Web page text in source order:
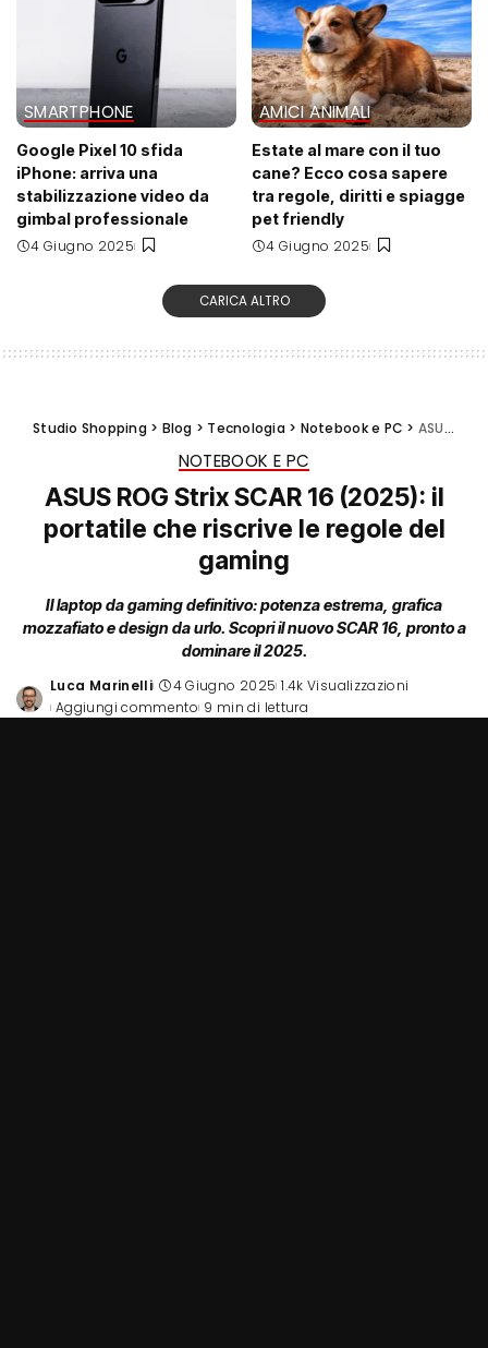
SMARTPHONE
Google Pixel 10 sfida
iPhone: arriva una
stabilizzazione video da
gimbal professionale
4 Giugno 2025
AMICI ANIMALI
Estate al mare con il tuo
cane? Ecco cosa sapere
tra regole, diritti e spiagge
pet friendly
4 Giugno 2025
CARICA ALTRO
Studio Shopping > Blog > Tecnologia > Notebook e PC > ASUS ROG Strix SCAR 16 (2025): il portatile che riscrive le regole del gaming
NOTEBOOK E PC
ASUS ROG Strix SCAR 16 (2025): il
portatile che riscrive le regole del
gaming
Il laptop da gaming definitivo: potenza estrema, grafica
mozzafiato e design da urlo. Scopri il nuovo SCAR 16, pronto a
dominare il 2025.
Posted
by
Luca Marinelli 4 Giugno 2025 1.4k Visualizzazioni
Aggiungi commento 9 min di lettura